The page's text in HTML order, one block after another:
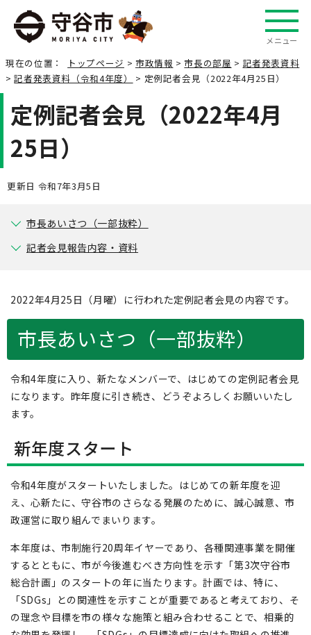
メニュー
現在の位置： トップページ > 市政情報 >市長の部屋 > 記者発表資料
>記者発表資料（令和4年度） > 定例記者会見（2022年4月25日）
定例記者会見（2022年4月
25日）
更新日 令和7年3月5日
市長あいさつ（一部抜粋）
記者会見報告内容・資料
2022年4月25日（月曜）に行われた定例記者会見の内容です。
市長あいさつ（一部抜粋）
令和4年度に入り、新たなメンバーで、はじめての定例記者会見
になります。昨年度に引き続き、どうぞよろしくお願いいたし
ます。
新年度スタート
令和4年度がスタートいたしました。はじめての新年度を迎
え、心新たに、守谷市のさらなる発展のために、誠心誠意、市
政運営に取り組んでまいります。
本年度は、市制施行20周年イヤーであり、各種関連事業を開催
するとともに、市が今後進むべき方向性を示す「第3次守谷市
総合計画」のスタートの年に当たります。計画では、特に、
「SDGs」との関連性を示すことが重要であると考えており、そ
の理念や目標を市の様々な施策と組み合わせることで、相乗的